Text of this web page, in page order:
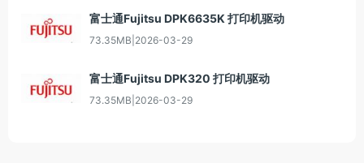
富士通Fujitsu DPK6635K 打印机驱动
73.35MB 2026-03-29
富士通Fujitsu DPK320 打印机驱动
73.35MB 2026-03-29